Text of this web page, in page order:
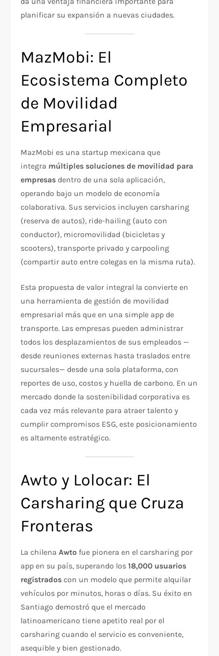
planificar su expansión a nuevas ciudades.
MazMobi: El
Ecosistema Completo
de Movilidad
Empresarial
MazMobi es una startup mexicana que
integra múltiples soluciones de movilidad para
empresas dentro de una sola aplicación,
operando bajo un modelo de economía
colaborativa. Sus servicios incluyen carsharing
(reserva de autos), ride-hailing (auto con
conductor), micromovilidad (bicicletas y
scooters), transporte privado y carpooling
(compartir auto entre colegas en la misma ruta).
Esta propuesta de valor integral la convierte en
una herramienta de gestión de movilidad
empresarial más que en una simple app de
transporte. Las empresas pueden administrar
todos los desplazamientos de sus empleados —
desde reuniones externas hasta traslados entre
sucursales— desde una sola plataforma, con
reportes de uso, costos y huella de carbono. En un
mercado donde la sostenibilidad corporativa es
cada vez más relevante para atraer talento y
cumplir compromisos ESG, este posicionamiento
es altamente estratégico.
Awto y Lolocar: El
Carsharing que Cruza
Fronteras
La chilenaAwto fue pionera en el carsharing por
app en su país, superando los18,000 usuarios
registrados con un modelo que permite alquilar
vehículos por minutos, horas o días. Su éxito en
Santiago demostró que el mercado
latinoamericano tiene apetito real por el
carsharing cuando el servicio es conveniente,
asequible y bien gestionado.